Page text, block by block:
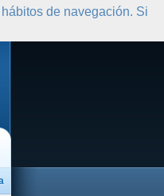
de navegación. Si